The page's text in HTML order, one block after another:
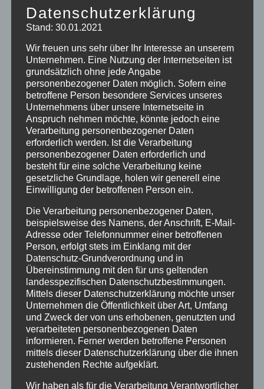
CURA SPORT JOINT
SUPPORT
60,99€ Enthält 7% Mehrwertsteuer
In den Warenkorb
Datenschutzerklärung
Stand: 30.01.2021
Wir freuen uns sehr über Ihr Interesse an unserem
Unternehmen. Eine Nutzung der Internetseiten ist
grundsätzlich ohne jede Angabe
personenbezogener Daten möglich. Sofern eine
betroffene Person besondere Services unseres
Unternehmens über unsere Internetseite in
Anspruch nehmen möchte, könnte jedoch eine
Verarbeitung personenbezogener Daten
erforderlich werden. Ist die Verarbeitung
personenbezogener Daten erforderlich und
besteht für eine solche Verarbeitung keine
gesetzliche Grundlage, holen wir generell eine
Einwilligung der betroffenen Person ein.
Die Verarbeitung personenbezogener Daten,
beispielsweise des Namens, der Anschrift, E-Mail-
Adresse oder Telefonnummer einer betroffenen
Person, erfolgt stets im Einklang mit der
Datenschutz-Grundverordnung und in
Übereinstimmung mit den für uns geltenden
landesspezifischen Datenschutzbestimmungen.
Mittels dieser Datenschutzerklärung möchte unser
Unternehmen die Öffentlichkeit über Art, Umfang
und Zweck der von uns erhobenen, genutzten und
verarbeiteten personenbezogenen Daten
informieren. Ferner werden betroffene Personen
mittels dieser Datenschutzerklärung über die ihnen
zustehenden Rechte aufgeklärt.
Wir haben als für die Verarbeitung Verantwortlicher